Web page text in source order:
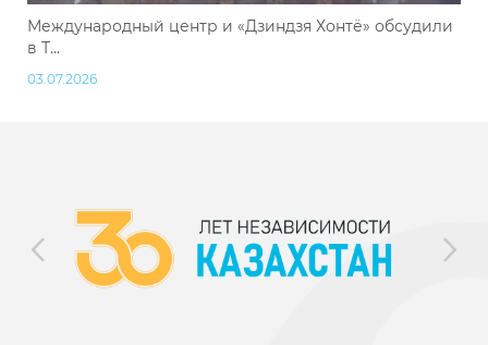
Международный центр и «Дзиндзя Хонтё» обсудили
в Т...
03.07.2026